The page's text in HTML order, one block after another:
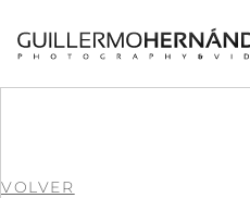
VOLVER